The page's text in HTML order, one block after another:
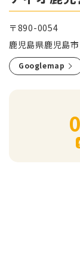
〒890-0054
鹿児島県鹿児島
Googlemap